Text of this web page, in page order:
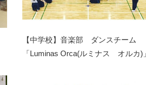
【中学校】音楽部 ダンスチーム
「Luminas Orca(ルミナス オルカ)